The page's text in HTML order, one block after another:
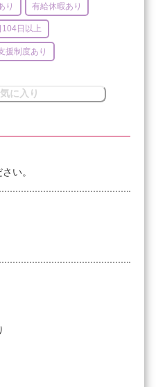
り 有給休暇あり
104日以上
援制度あり
に入り
い。